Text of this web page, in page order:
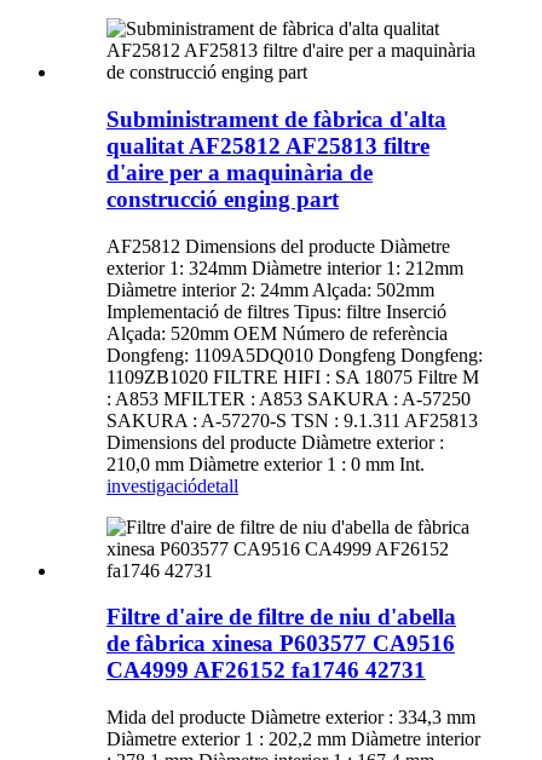
Subministrament de fàbrica d'alta
qualitat AF25812 AF25813 filtre
d'aire per a maquinària de
construcció enging part
AF25812 Dimensions del producte Diàmetre
exterior 1: 324mm Diàmetre interior 1: 212mm
Diàmetre interior 2: 24mm Alçada: 502mm
Implementació de filtres Tipus: filtre Inserció
Alçada: 520mm OEM Número de referència
Dongfeng: 1109A5DQ010 Dongfeng Dongfeng:
1109ZB1020 FILTRE HIFI : SA 18075 Filtre M
: A853 MFILTER : A853 SAKURA : A-57250
SAKURA : A-57270-S TSN : 9.1.311 AF25813
Dimensions del producte Diàmetre exterior :
210,0 mm Diàmetre exterior 1 : 0 mm Int.
investigaciódetall
Filtre d'aire de filtre de niu d'abella
de fàbrica xinesa P603577 CA9516
CA4999 AF26152 fa1746 42731
Mida del producte Diàmetre exterior : 334,3 mm
Diàmetre exterior 1 : 202,2 mm Diàmetre interior